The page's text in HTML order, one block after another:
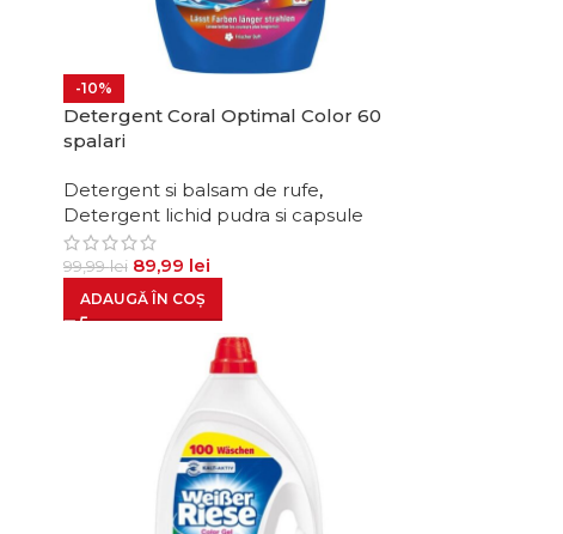
-10%
Detergent Coral Optimal Color 60
spalari
Detergent si balsam de rufe,
Detergent lichid pudra si capsule
99,99lei 89,99 lei
ADAUGĂ ÎN COȘ